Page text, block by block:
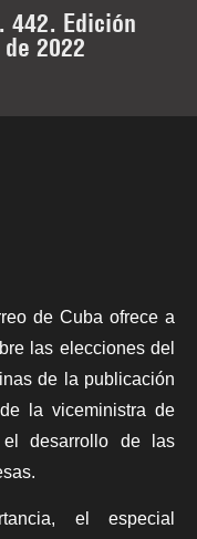
442. Edición
2022
de Cuba ofrece a
las elecciones del
de la publicación
la viceministra de
el desarrollo de las
el especial